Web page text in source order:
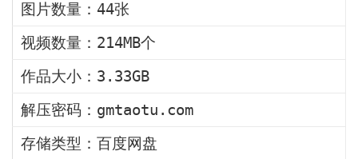
图片数量：44张
视频数量：214MB个
作品大小：3.33GB
解压密码：gmtaotu.com
存储类型：百度网盘